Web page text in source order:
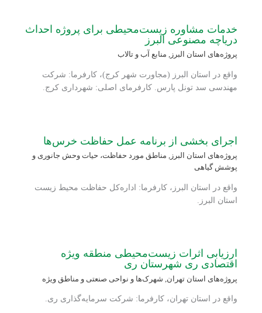
خدمات مشاوره زیست‌محیطی برای پروژه احداث
دریاچه مصنوعی البرز
پروژه‌های استان البرز , منابع آب و تالاب
واقع در استان البرز (مجاورت شهر کرج)، کارفرما: شرکت
مهندسی سد تونل پارس. کارفرمای اصلی: شهرداری کرج.
اجرای بخشی از برنامه عمل حفاظت خرس‌ها
پروژه‌های استان البرز , مناطق مورد حفاظت، حیات وحش جانوری و
پوشش گیاهی
واقع در استان البرز، کارفرما: اداره‌کل حفاظت محیط زیست
استان البرز.
ارزیابی اثرات زیست‌محیطی منطقه ویژه
اقتصادی ری شهرستان ری
پروژه‌های استان تهران شهرک‌ها و نواحی صنعتی و مناطق ویژه
واقع در استان تهران، کارفرما: شرکت سرمایه‌گذاری ری.